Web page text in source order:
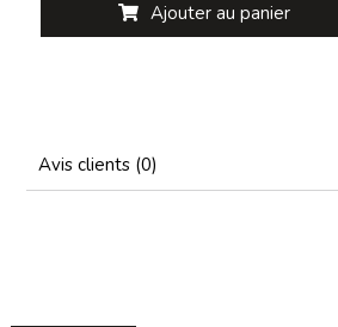
Ajouter au panier
Avis clients (0)